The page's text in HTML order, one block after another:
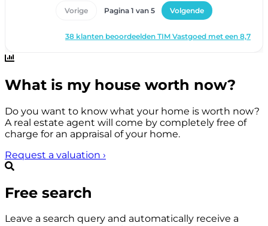
What is my house worth now?
Do you want to know what your home is worth now?
A real estate agent will come by completely free of
charge for an appraisal of your home.
Request a valuation ›
Free search
Leave a search query and automatically receive a